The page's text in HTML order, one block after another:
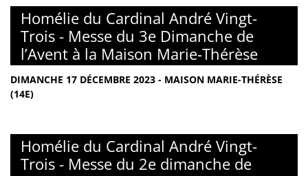
Homélie du Cardinal André Vingt-
Trois - Messe du 3e Dimanche de
l’Avent à la Maison Marie-Thérèse
DIMANCHE 17 DÉCEMBRE 2023 - MAISON MARIE-THÉRÈSE
(14E)
Homélie du Cardinal André Vingt-
Trois - Messe du 2e dimanche de